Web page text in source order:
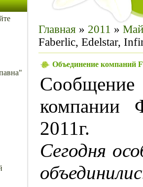
Главная » 2011 » Май
Faberlic, Edelstar,
Объединение компаний
компании
2011г.
Сегодня